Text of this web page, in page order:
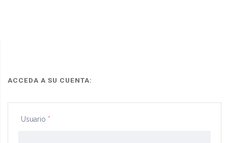
ACCEDA A SU CUENTA:
Usuario *